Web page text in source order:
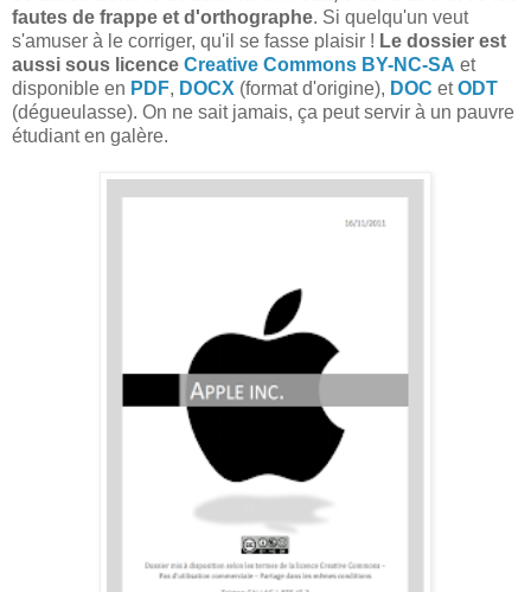
fautes de frappe et d'orthographe. Si quelqu'un veut
s'amuser à le corriger, qu'il se fasse plaisir ! Le dossier est
aussi sous licence Creative Commons BY-NC-SA et
disponible en PDF, DOCX (format d'origine), DOC etODT
(dégueulasse). On ne sait jamais, ça peut servir à un pauvre
étudiant en galère.